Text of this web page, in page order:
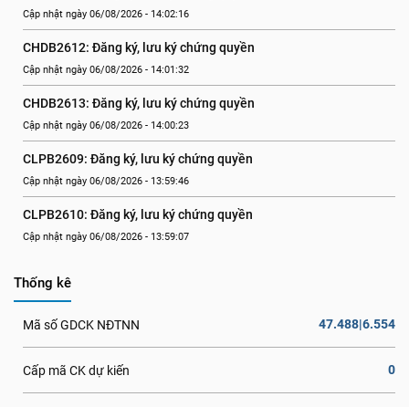
Cập nhật ngày 06/08/2026 - 14:02:16
CHDB2612: Đăng ký, lưu ký chứng quyền
Cập nhật ngày 06/08/2026 - 14:01:32
CHDB2613: Đăng ký, lưu ký chứng quyền
Cập nhật ngày 06/08/2026 - 14:00:23
CLPB2609: Đăng ký, lưu ký chứng quyền
Cập nhật ngày 06/08/2026 - 13:59:46
CLPB2610: Đăng ký, lưu ký chứng quyền
Cập nhật ngày 06/08/2026 - 13:59:07
Thống kê
Mã số GDCK NĐTNN 47.488|6.554
Cấp mã CK dự kiến 0